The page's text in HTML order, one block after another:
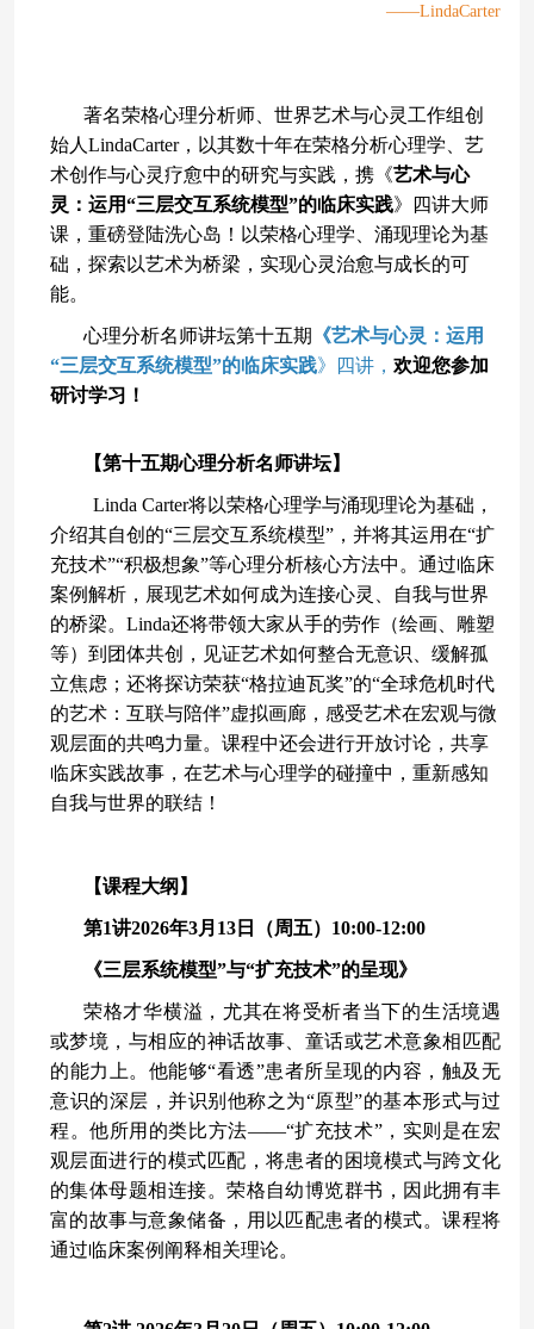
——LindaCarter
著名荣格心理分析师、世界艺术与心灵工作组创
始人LindaCarter，以其数十年在荣格分析心理学、艺
术创作与心灵疗愈中的研究与实践，携《艺术与心
灵：运用“三层交互系统模型”的临床实践》四讲大师
课，重磅登陆洗心岛！以荣格心理学、涌现理论为基
础，探索以艺术为桥梁，实现心灵治愈与成长的可
能。
心理分析名师讲坛第十五期 《艺术与心灵：运用
“三层交互系统模型”的临床实践》四讲， 欢迎您参加
研讨学习！
【第十五期心理分析名师讲坛】
Linda Carter将以荣格心理学与涌现理论为基础，
介绍其自创的“三层交互系统模型”，并将其运用在“扩
充技术”“积极想象”等心理分析核心方法中。通过临床
案例解析，展现艺术如何成为连接心灵、自我与世界
的桥梁。 Linda还将带领大家从手的劳作（绘画、雕塑
等）到团体共创，见证艺术如何整合无意识、缓解孤
立焦虑；还将探访荣获“格拉迪瓦奖”的“全球危机时代
的艺术：互联与陪伴”虚拟画廊，感受艺术在宏观与微
观层面的共鸣力量。课程中还会进行开放讨论，共享
临床实践故事，在艺术与心理学的碰撞中，重新感知
自我与世界的联结！
【课程大纲】
第1讲2026年3月13日（周五）10:00-12:00
《三层系统模型”与“扩充技术”的呈现》
荣格才华横溢，尤其在将受析者当下的生活境遇
或梦境，与相应的神话故事、童话或艺术意象相匹配
的能力上。他能够“看透”患者所呈现的内容，触及无
意识的深层，并识别他称之为“原型”的基本形式与过
程。他所用的类比方法——“扩充技术”，实则是在宏
观层面进行的模式匹配，将患者的困境模式与跨文化
的集体母题相连接。荣格自幼博览群书，因此拥有丰
富的故事与意象储备，用以匹配患者的模式。课程将
通过临床案例阐释相关理论。